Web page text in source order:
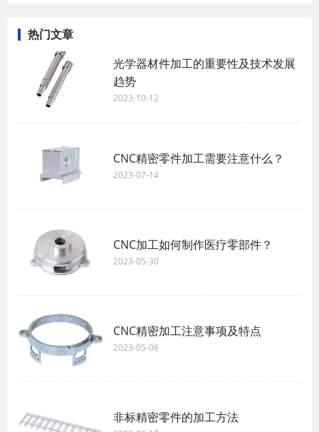
热门文章
光学器材件加工的重要性及技术发展
趋势
2023-10-12
CNC精密零件加工需要注意什么？
2023-07-14
CNC加工如何制作医疗零部件？
2023-05-30
CNC精密加工注意事项及特点
2023-05-06
非标精密零件的加工方法